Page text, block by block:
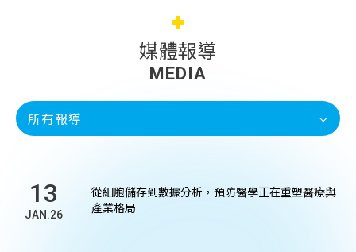
媒體報導
MEDIA
所有報導
13
JAN.26
從細胞儲存到數據分析，預防醫學正在重塑醫療與
產業格局